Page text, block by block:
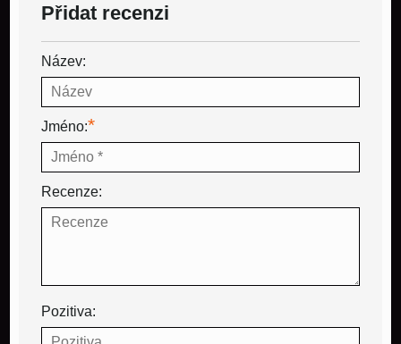
Přidat recenzi
Název:
Jméno:*
Recenze:
Pozitiva: